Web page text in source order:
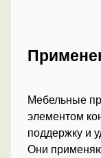
Мебельные
элементом
поддержку и
Они